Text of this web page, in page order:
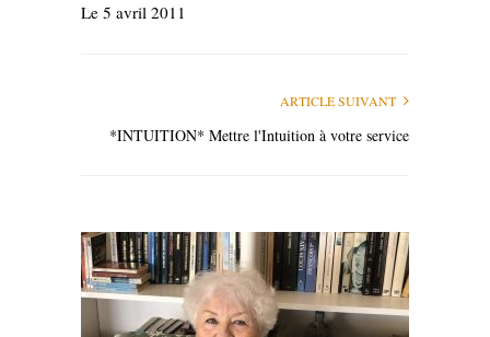
Le 5 avril 2011
ARTICLE SUIVANT
*INTUITION* Mettre l'Intuition à votre service